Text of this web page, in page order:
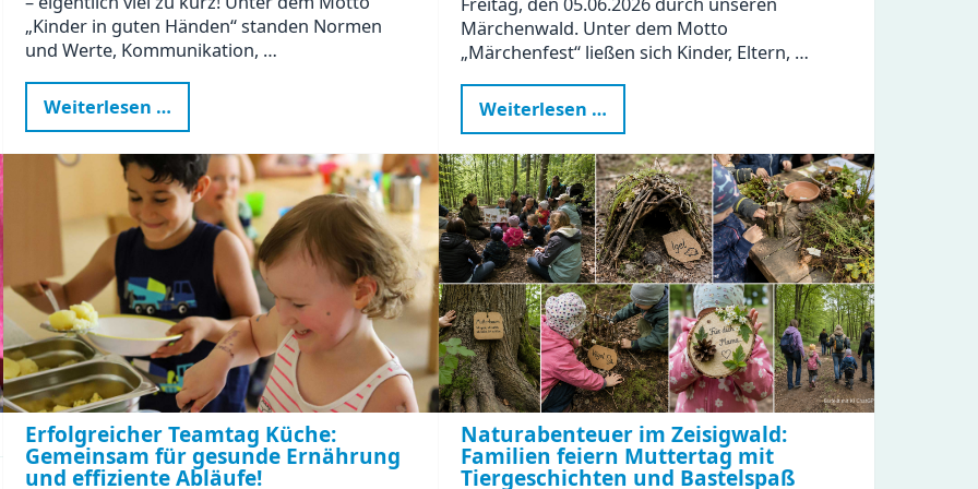
„Kinder in guten Händen“ standen Normen
und Werte, Kommunikation, …
Weiterlesen …Kinder
in
guten
Händen
–
Weiterbildung
mit
Sonne,
Regen
und
vielen
Perspektiven
Märchenwald. Unter dem Motto
„Märchenfest“ ließen sich Kinder, Eltern, …
Weiterlesen …Märchenhafte
Stunden
im
KiFaZ
Zeisigwaldfüchse
Erfolgreicher Teamtag Küche:
Gemeinsam für gesunde Ernährung
und effiziente Abläufe!
Naturabenteuer im Zeisigwald:
Familien feiern Muttertag mit
Tiergeschichten und Bastelspaß